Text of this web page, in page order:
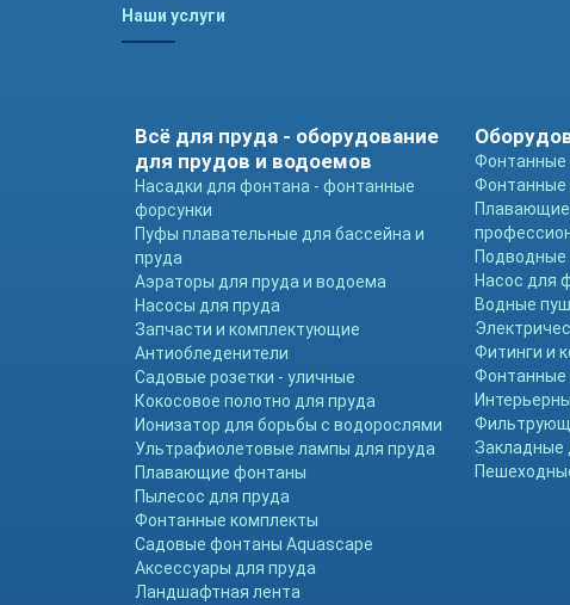
Наши услуги
Всё для пруда - оборудование
для прудов и водоемов
Насадки для фонтана - фонтанные
форсунки
Пуфы плавательные для бассейна и
пруда
Аэраторы для пруда и водоема
Насосы для пруда
Запчасти и комплектующие
Антиобледенители
Садовые розетки - уличные
Кокосовое полотно для пруда
Ионизатор для борьбы с водорослями
Ультрафиолетовые лампы для пруда
Плавающие фонтаны
Пылесос для пруда
Фонтанные комплекты
Садовые фонтаны Aquascape
Аксессуары для пруда
Ландшафтная лента
Фонтанные
Фонтанные
Подводные
Насос для
Водные
Фитинги и
Фонтанные
Закладные